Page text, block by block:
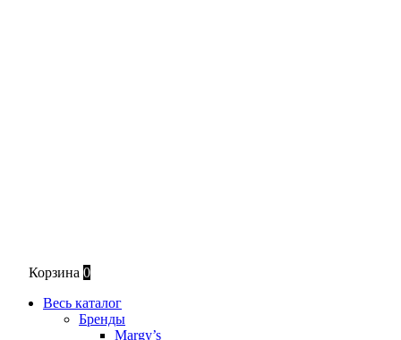
Корзина 0
Весь каталог
Бренды
Margy’s